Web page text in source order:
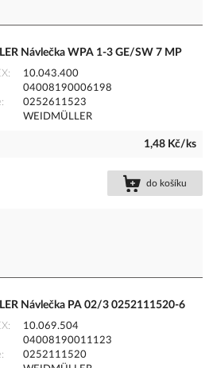
Návlečka WPA 1-3 GE/SW 7 MP
10.043.400
04008190006198
0252611523
WEIDMÜLLER
1,48 Kč/ks
do košíku
Návlečka PA 02/3 0252111520-6
10.069.504
04008190011123
0252111520